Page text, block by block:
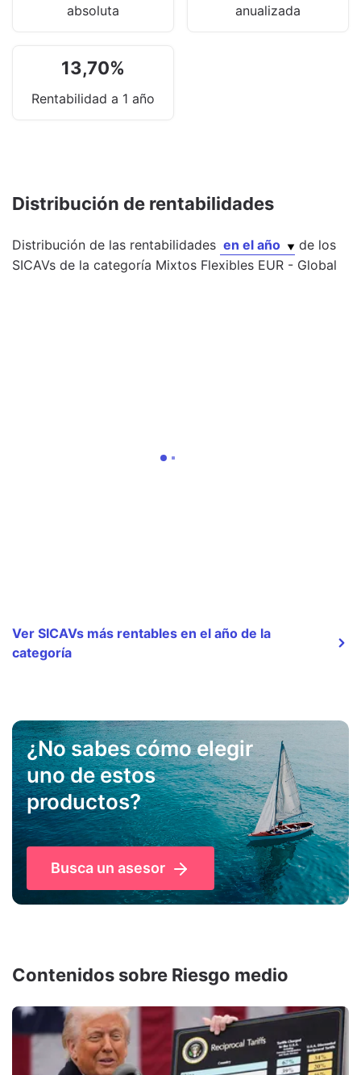
absoluta
anualizada
13,70%
Rentabilidad a 1 año
Distribución de rentabilidades
Distribución de las rentabilidades en el año
de los
SICAVs de la categoría Mixtos Flexibles EUR - Global
Ver SICAVs más rentables en el año de la
categoría
¿No sabes cómo elegir
uno de estos
productos?
Busca un asesor
Contenidos sobre Riesgo medio